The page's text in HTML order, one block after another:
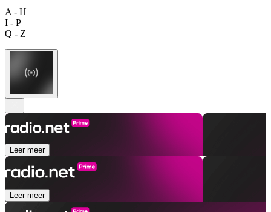
A - H
I - P
Q - Z
Leer meer
Leer meer